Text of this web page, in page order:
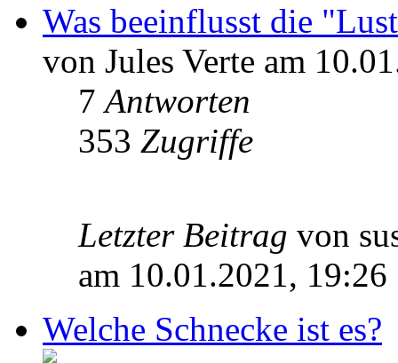
Was beeinflusst die
von Jules Verte am
7Antworten
353 Zugriffe
Letzter Beitrag von
am 10.01.2021, 19:26
Welche Schnecke ist es?